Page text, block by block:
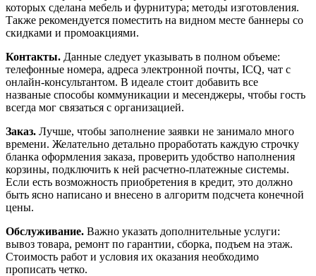
которых сделана мебель и фурнитура; методы изготовления.
Также рекомендуется поместить на видном месте баннеры со
скидками и промоакциями.
Контакты. Данные следует указывать в полном объеме:
телефонные номера, адреса электронной почты, ICQ, чат с
онлайн-консультантом. В идеале стоит добавить все
названые способы коммуникации и месенджеры, чтобы гость
всегда мог связаться с организацией.
Заказ. Лучше, чтобы заполнение заявки не занимало много
времени. Желательно детально проработать каждую строчку
бланка оформления заказа, проверить удобство наполнения
корзины, подключить к ней расчетно-платежные системы.
Если есть возможность приобретения в кредит, это должно
быть ясно написано и внесено в алгоритм подсчета конечной
цены.
Обслуживание. Важно указать дополнительные услуги:
вывоз товара, ремонт по гарантии, сборка, подъем на этаж.
Стоимость работ и условия их оказания необходимо
прописать четко.